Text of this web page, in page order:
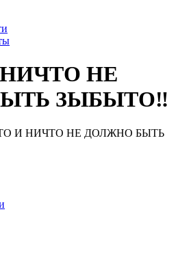
НЕ
ЗЫБЫТО‼
И НИЧТО НЕ ДОЛЖНО БЫТЬ